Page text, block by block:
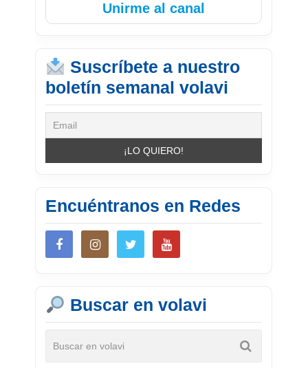
Unirme al canal
Suscríbete a nuestro
boletín semanal volavi
Encuéntranos en Redes
Buscar en volavi